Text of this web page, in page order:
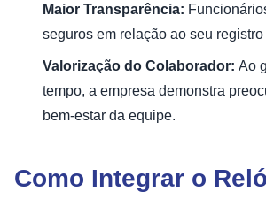
Maior Transparência:
seguros em relação ao seu registro
Valorização do Colaborador: Ao
tempo, a empresa demonstra
bem-estar da equipe.
Como Integrar o